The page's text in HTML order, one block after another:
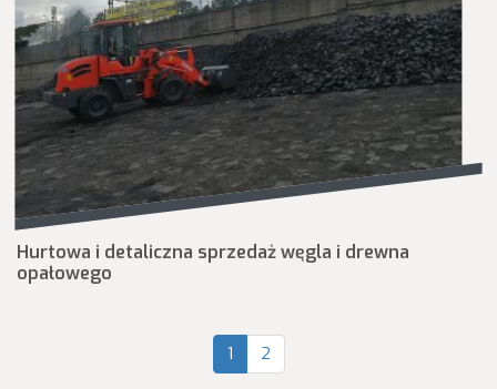
Hurtowa i detaliczna sprzedaż węgla i drewna
opałowego
1 2